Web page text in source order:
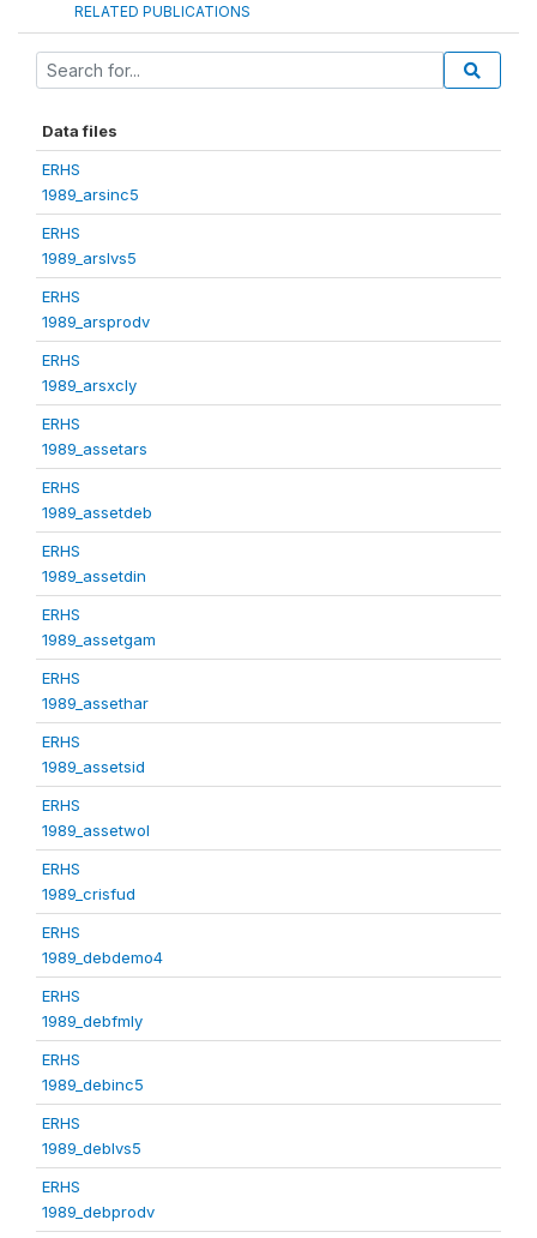
RELATED PUBLICATIONS
Data files
ERHS
1989_arsinc5
ERHS
1989_arslvs5
ERHS
1989_arsprodv
ERHS
1989_arsxcly
ERHS
1989_assetars
ERHS
1989_assetdeb
ERHS
1989_assetdin
ERHS
1989_assetgam
ERHS
1989_assethar
ERHS
1989_assetsid
ERHS
1989_assetwol
ERHS
1989_crisfud
ERHS
1989_debdemo4
ERHS
1989_debfmly
ERHS
1989_debinc5
ERHS
1989_deblvs5
ERHS
1989_debprodv